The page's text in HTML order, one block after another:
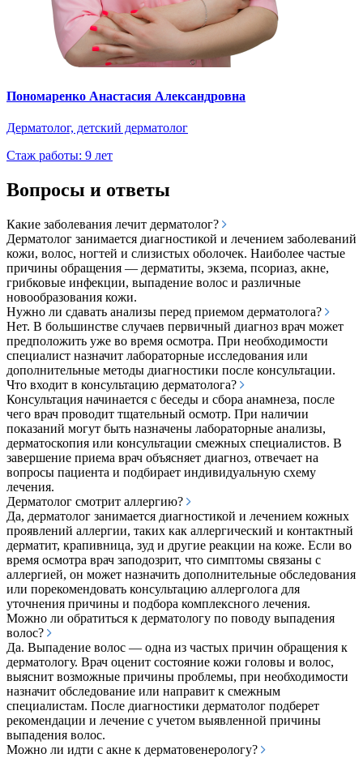
Пономаренко Анастасия Александровна
Дерматолог, детский дерматолог
Стаж работы: 9 лет
Вопросы и ответы
Какие заболевания лечит дерматолог?
Дерматолог занимается диагностикой и лечением заболеваний
кожи, волос, ногтей и слизистых оболочек. Наиболее частые
причины обращения — дерматиты, экзема, псориаз, акне,
грибковые инфекции, выпадение волос и различные
новообразования кожи.
Нужно ли сдавать анализы перед приемом дерматолога?
Нет. В большинстве случаев первичный диагноз врач может
предположить уже во время осмотра. При необходимости
специалист назначит лабораторные исследования или
дополнительные методы диагностики после консультации.
Что входит в консультацию дерматолога?
Консультация начинается с беседы и сбора анамнеза, после
чего врач проводит тщательный осмотр. При наличии
показаний могут быть назначены лабораторные анализы,
дерматоскопия или консультации смежных специалистов. В
завершение приема врач объясняет диагноз, отвечает на
вопросы пациента и подбирает индивидуальную схему
лечения.
Дерматолог смотрит аллергию?
Да, дерматолог занимается диагностикой и лечением кожных
проявлений аллергии, таких как аллергический и контактный
дерматит, крапивница, зуд и другие реакции на коже. Если во
время осмотра врач заподозрит, что симптомы связаны с
аллергией, он может назначить дополнительные обследования
или порекомендовать консультацию аллерголога для
уточнения причины и подбора комплексного лечения.
Можно ли обратиться к дерматологу по поводу выпадения
волос?
Да. Выпадение волос — одна из частых причин обращения к
дерматологу. Врач оценит состояние кожи головы и волос,
выяснит возможные причины проблемы, при необходимости
назначит обследование или направит к смежным
специалистам. После диагностики дерматолог подберет
рекомендации и лечение с учетом выявленной причины
выпадения волос.
Можно ли идти с акне к дерматовенерологу?